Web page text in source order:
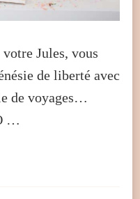
votre Jules, vous
de liberté avec
de voyages…
…